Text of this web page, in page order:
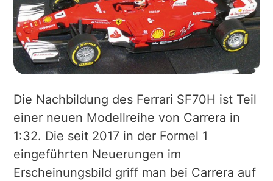
Die Nachbildung des Ferrari SF70H ist Teil
einer neuen Modellreihe von Carrera in
1:32. Die seit 2017 in der Formel 1
eingeführten Neuerungen im
Erscheinungsbild griff man bei Carrera auf